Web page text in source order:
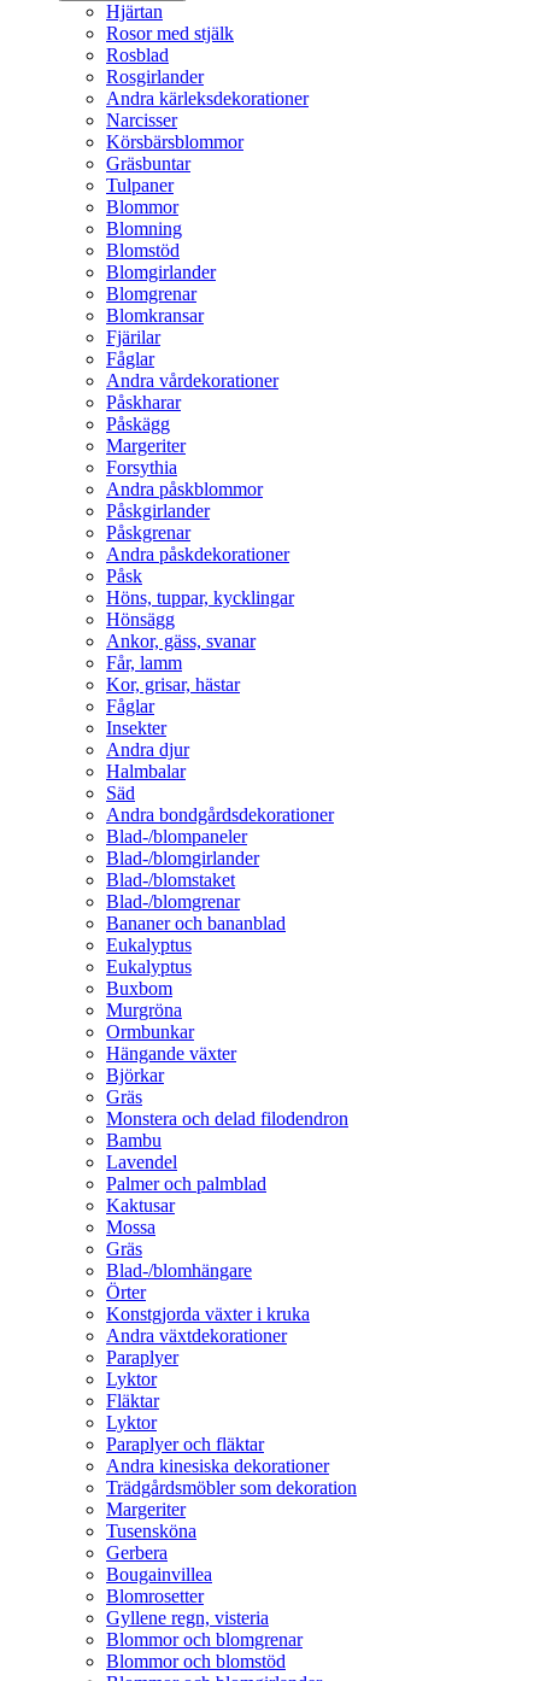
Hjärtan
Rosor med stjälk
Rosblad
Rosgirlander
Andra kärleksdekorationer
Narcisser
Körsbärsblommor
Gräsbuntar
Tulpaner
Blommor
Blomning
Blomstöd
Blomgirlander
Blomgrenar
Blomkransar
Fjärilar
Fåglar
Andra vårdekorationer
Påskharar
Påskägg
Margeriter
Forsythia
Andra påskblommor
Påskgirlander
Påskgrenar
Andra påskdekorationer
Påsk
Höns, tuppar, kycklingar
Hönsägg
Ankor, gäss, svanar
Får, lamm
Kor, grisar, hästar
Fåglar
Insekter
Andra djur
Halmbalar
Säd
Andra bondgårdsdekorationer
Blad-/blompaneler
Blad-/blomgirlander
Blad-/blomstaket
Blad-/blomgrenar
Bananer och bananblad
Eukalyptus
Eukalyptus
Buxbom
Murgröna
Ormbunkar
Hängande växter
Björkar
Gräs
Monstera och delad filodendron
Bambu
Lavendel
Palmer och palmblad
Kaktusar
Mossa
Gräs
Blad-/blomhängare
Örter
Konstgjorda växter i kruka
Andra växtdekorationer
Paraplyer
Lyktor
Fläktar
Lyktor
Paraplyer och fläktar
Andra kinesiska dekorationer
Trädgårdsmöbler som dekoration
Margeriter
Tusensköna
Gerbera
Bougainvillea
Blomrosetter
Gyllene regn, visteria
Blommor och blomgrenar
Blommor och blomstöd